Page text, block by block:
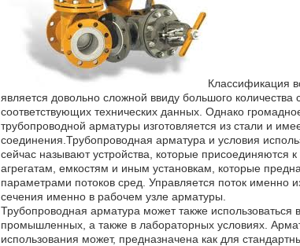
Классификация
является довольно сложной ввиду большого
соответствующих технических данных. Однако
трубопроводной арматуры изготовляется из стали и
соединения. Трубопроводная арматура и условия
сейчас называют устройства, которые присоединяются
агрегатам, емкостям и иным установкам, которые
параметрами потоков сред. Управляется поток именно
сечения именно в рабочем узле арматуры.
Трубопроводная арматура может также использоваться
промышленных, а также в лабораторных условиях.
использования может, предназначена как для